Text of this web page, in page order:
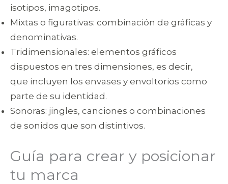
isotipos, imagotipos.
Mixtas o figurativas: combinación de gráficas y
denominativas.
Tridimensionales: elementos gráficos
dispuestos en tres dimensiones, es decir,
que incluyen los envases y envoltorios como
parte de su identidad.
Sonoras: jingles, canciones o combinaciones
de sonidos que son distintivos.
Guía para crear y posicionar
tu marca